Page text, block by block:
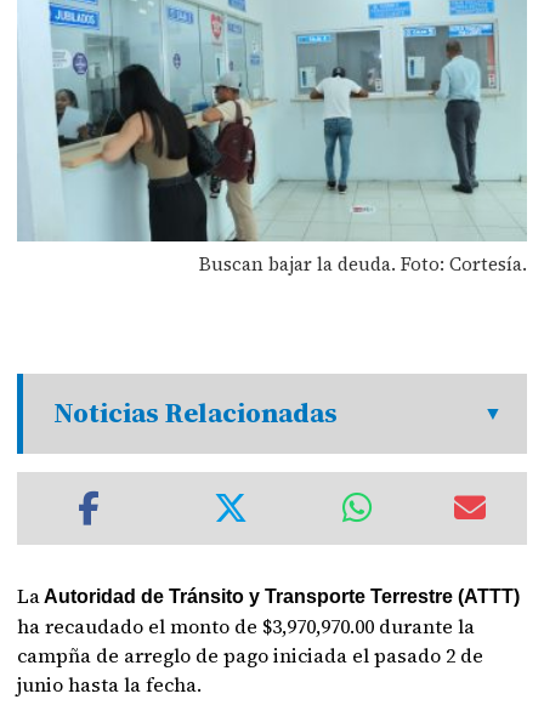
Buscan bajar la deuda. Foto: Cortesía.
Noticias Relacionadas
LaAutoridad de Tránsito y Transporte Terrestre (ATTT)
ha recaudado el monto de $3,970,970.00 durante la
campña de arreglo de pago iniciada el pasado 2 de
junio hasta la fecha.